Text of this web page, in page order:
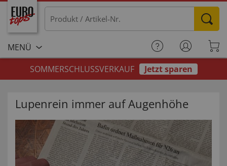
MENÜ
SOMMERSCHLUSSVERKAUF
Jetzt sparen
Lupenrein immer auf Augenhöhe